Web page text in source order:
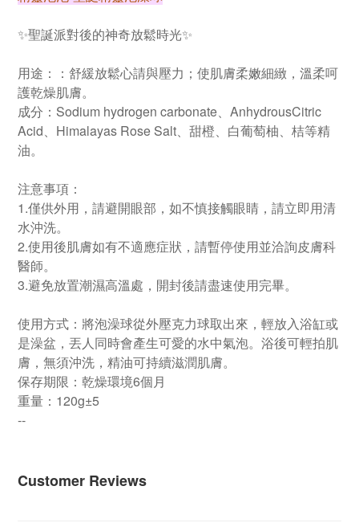
✨聖誕派對後的神奇放鬆時光✨
用途：：舒緩放鬆心請與壓力；使肌膚柔嫩細緻，溫柔呵
護乾燥肌膚。
成分：Sodium hydrogen carbonate、AnhydrousCitric
Acid、Himalayas Rose Salt、甜橙、白葡萄柚、桔等精
油。
注意事項：
1.僅供外用，請避開眼部，如不慎接觸眼睛，請立即用清
水沖洗。
2.使用後肌膚如有不適應症狀，請暫停使用並洽詢皮膚科
醫師。
3.避免放置潮濕高溫處，開封後請盡速使用完畢。
使用方式：將泡澡球從外壓克力球取出來，輕放入浴缸或
是澡盆，丟人同時會產生可愛的水中氣泡。浴後可輕拍肌
膚，無須沖洗，精油可持續滋潤肌膚。
保存期限：乾燥環境6個月
重量：120g±5
--
Customer Reviews